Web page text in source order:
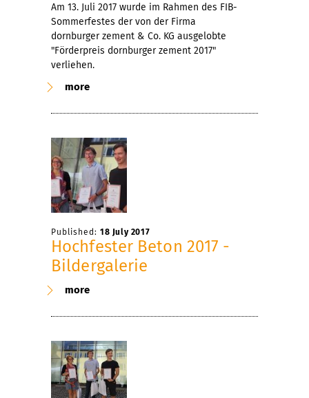
Am 13. Juli 2017 wurde im Rahmen des FIB-
Sommerfestes der von der Firma
dornburger zement & Co. KG ausgelobte
"Förderpreis dornburger zement 2017"
verliehen.
more
Published: 18 July 2017
Hochfester Beton 2017 -
Bildergalerie
more